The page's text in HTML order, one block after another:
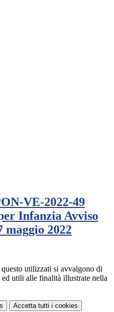
VE-2022-49
Infanzia Avviso
maggio 2022
utilizzati si avvalgono di
utili alle finalità illustrate nella
Accetta tutti i cookies